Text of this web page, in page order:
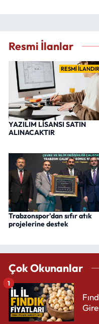
Resmi İlanlar
RESMİ İLANDIR
YAZILIM LİSANSI SATIN
ALINACAKTIR
Trabzonspor'dan sıfır atık
projelerine destek
Çok Okunanlar
1